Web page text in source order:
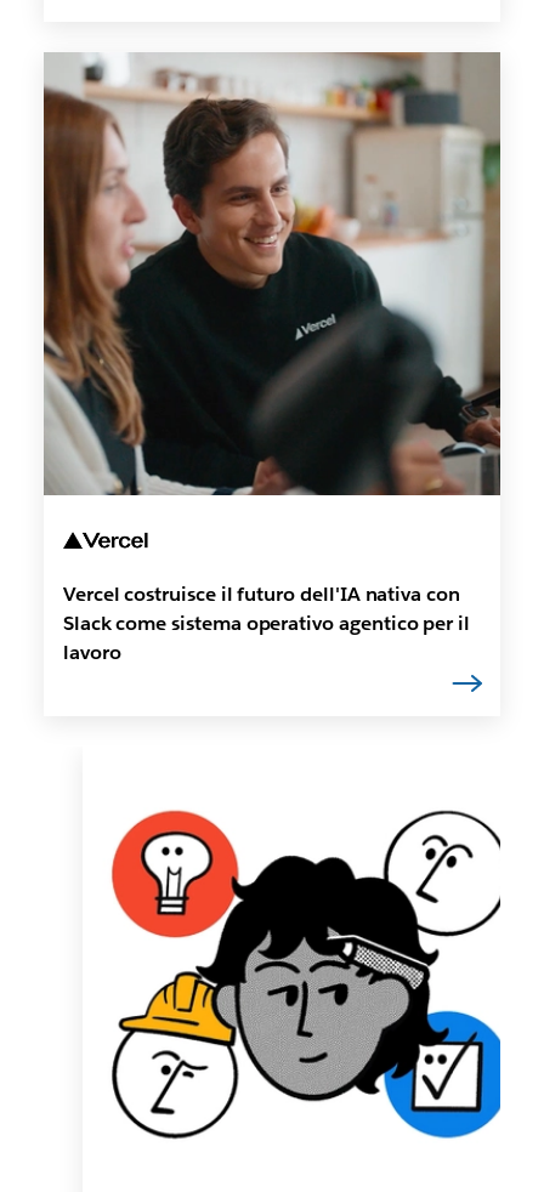
Vercel costruisce il futuro dell'IA nativa con
Slack come sistema operativo agentico per il
lavoro